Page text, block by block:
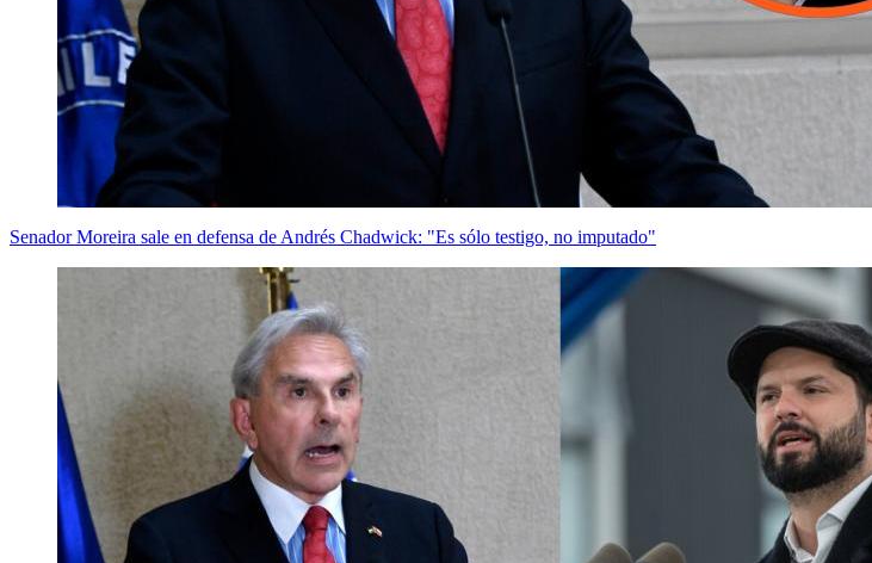
Senador Moreira sale en defensa de Andrés Chadwick: "Es sólo testigo, no imputado"